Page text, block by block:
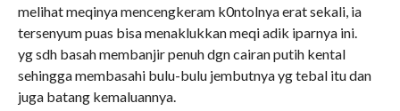
melihat meqinya mencengkeram k0ntolnya erat sekali, ia
tersenyum puas bisa menaklukkan meqi adik iparnya ini.
yg sdh basah membanjir penuh dgn cairan putih kental
sehingga membasahi bulu-bulu jembutnya yg tebal itu dan
juga batang kemaluannya.